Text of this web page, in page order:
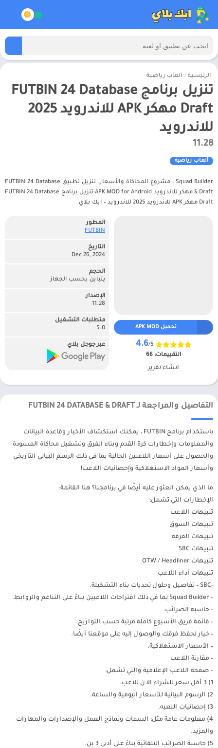
الرئيسية / ألعاب رياضية
تنزيل برنامج FUTBIN 24 Database
Draft مهكر APK للاندرويد 2025
للاندرويد
11.28
ألعاب رياضية
Squad Builder ، مشروع المحاكاة والأسعار. تنزيل تطبيق FUTBIN 24 Database
& Draft مهكر للاندرويد APK MOD for Android تنزيل برنامج FUTBIN 24 Database
Draft مهكر APK للاندرويد 2025 للاندرويد – ابك بلاي
تحميل APK MOD
4.6/5
التقييمات: 66
انشاء تقرير
المطور
FUTBIN‏
التاريخ
Dec 26, 2024
الحجم
يتباين بحسب الجهاز
الإصدار
11.28
متطلبات التشغيل
5.0
عبر جوجل بلاي
التفاصيل والمراجعة لـ FUTBIN 24 DATABASE & DRAFT
باستخدام برنامج FUTBIN ، يمكنك استكشاف الأخبار وقاعدة البيانات
والمعلومات وإخطارات كرة القدم وبناء الفرق وتشغيل محاكاة المسودة
والحصول على أسعار اللاعبين الحالية بما في ذلك الرسم البياني التاريخي
وأسعار المواد الاستهلاكية وإحصائيات اللاعب!
ما الذي يمكن العثور عليه أيضًا في برنامجنا؟ هنا القائمة:
الإخطارات التي تشمل:
تنبيهات اللاعب
تنبيهات السوق
تنبيهات الفرقة
تنبيهات SBC
تنبيهات OTW / Headliner
تنبيهات أداء اللاعب
-SBC – تفاصيل وحلول تحديات بناء التشكيلة.
– Squad Builder بما في ذلك اقتراحات اللاعبين بناءً على التناغم والروابط.
– حاسبة الضرائب.
– قائمة فريق الأسبوع كاملة مرتبة حسب التواريخ.
– خيار لحفظ فرقك والوصول إليه على موقعنا أيضًا.
– الأسعار الاستهلاكية.
– مقارنة اللاعب
– صفحة اللاعب الإعلامية والتي تشمل:
1) 3 أقل سعر للشراء الآن للاعب.
2) الرسوم البيانية للأسعار اليومية والساعة.
3) إحصائيات اللعبه.
4) معلومات عامة مثل: السمات ونماذج العمل والإصدارات والمهارات
والمزيد.
5) حاسبة الضرائب التلقائية بناءً على أدنى 3 بن.